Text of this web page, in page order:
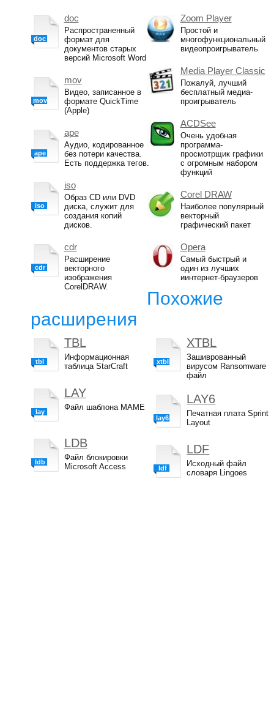
doc
doc
Распространенный
формат для
документов старых
версий Microsoft Word
mov
mov
Видео, записанное в
формате QuickTime
(Apple)
ape
ape
Аудио, кодированное
без потери качества.
Есть поддержка тегов.
iso
iso
Образ CD или DVD
диска, служит для
создания копий
дисков.
cdr
cdr
Расширение
векторного
изображения
CorelDRAW.
Zoom Player
Простой и
многофункциональный
видеопроигрыватель
Media Player Classic
Пожалуй, лучший
бесплатный медиа-
проигрыватель
ACDSee
Очень удобная
программа-
просмотрщик графики
с огромным набором
функций
Corel DRAW
Наиболее популярный
векторный
графический пакет
Opera
Самый быстрый и
один из лучших
иинтернет-браузеров
Похожие
расширения
tbl
TBL
Информационная
таблица StarCraft
lay
LAY
Файл шаблона MAME
ldb
LDB
Файл блокировки
Microsoft Access
xtbl
XTBL
Зашиврованный
вирусом Ransomware
файл
lay6
LAY6
Печатная плата Sprint
Layout
ldf
LDF
Исходный файл
словаря Lingoes